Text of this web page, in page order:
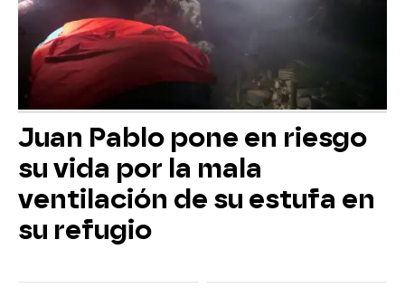
Juan Pablo pone en riesgo
su vida por la mala
ventilación de su estufa en
su refugio